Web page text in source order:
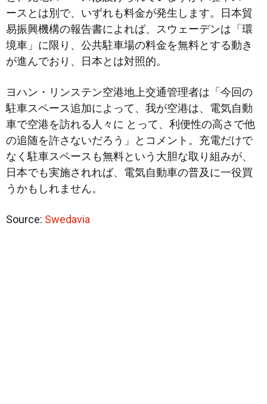
ースとは別で、いずれも料金が発生します。日本貿
易振興機構の報告書によれば、スウェーデンは「環
境車」に限り、公共駐車場の料金を無料とする動き
が進んでおり、日本とは対照的。
ヨハン・リンステン空港地上交通管理者は「今回の
駐車スペース追加によって、我が空港は、電気自動
車で空港を訪れる人々に とって、利便性の高さで他
の追随を許さないだろう」とコメント。充電だけで
なく駐車スペースも無料という大胆な取り組みが、
日本でも実施されれば、電気自動車の普及に一役買
うかもしれません。
Source: Swedavia